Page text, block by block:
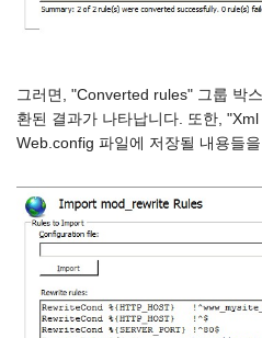
그러면, "Converted rules" 그룹 박
환된 결과가 나타납니다. 또한,
Web.config 파일에 저장될 내용들